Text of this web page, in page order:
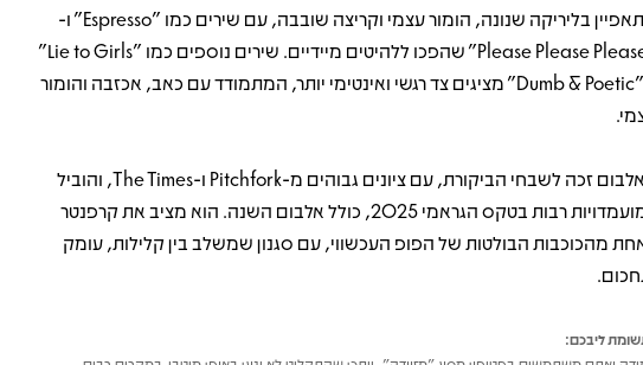
מתאפיין בליריקה שנונה, הומור עצמי וקריצה שובבה, עם שירים כמו "Espresso" ו-
"Please Please Please" שהפכו ללהיטים מיידיים. שירים נוספים כמו "Lie to Girls"
ו-"Dumb & Poetic" מציגים צד רגשי ואינטימי יותר, המתמודד עם כאב, אכזבה והומור
האלבום זכה לשבחי הביקורת, עם ציונים גבוהים מ-Pitchfork ו-The Times, והוביל
למועמדויות רבות בטקס הגראמי 2025, כולל אלבום השנה. הוא מציב את קרפנטר
מהכוכבות הבולטות של הפופ העכשווי, עם סגנון שמשלב בין קלילות, עומק
ליבכם: